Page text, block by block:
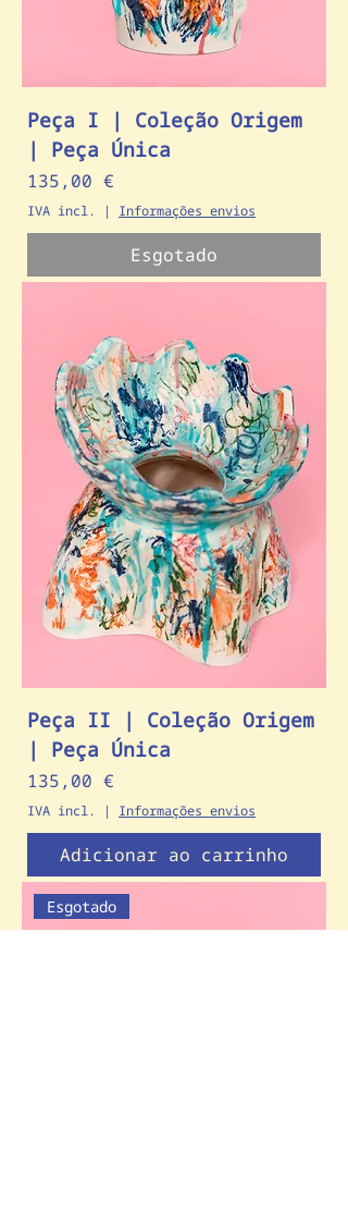
Peça I | Coleção Origem
| Peça Única
Preço
135,00 €
IVA incl. | Informações envios
Esgotado
Peça II | Coleção Origem
| Peça Única
Preço
135,00 €
IVA incl. | Informações envios
Adicionar ao carrinho
Esgotado